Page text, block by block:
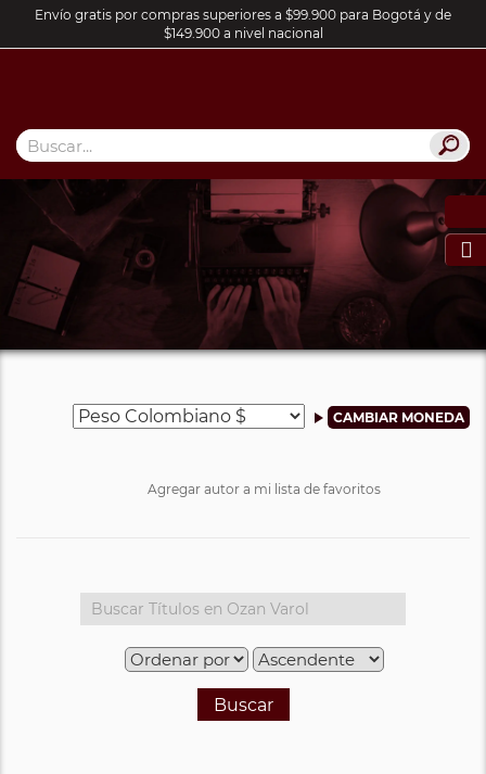
Envío gratis por compras superiores a $99.900 para Bogotá y de
$149.900 a nivel nacional

Agregar autor a mi lista de favoritos
Buscar